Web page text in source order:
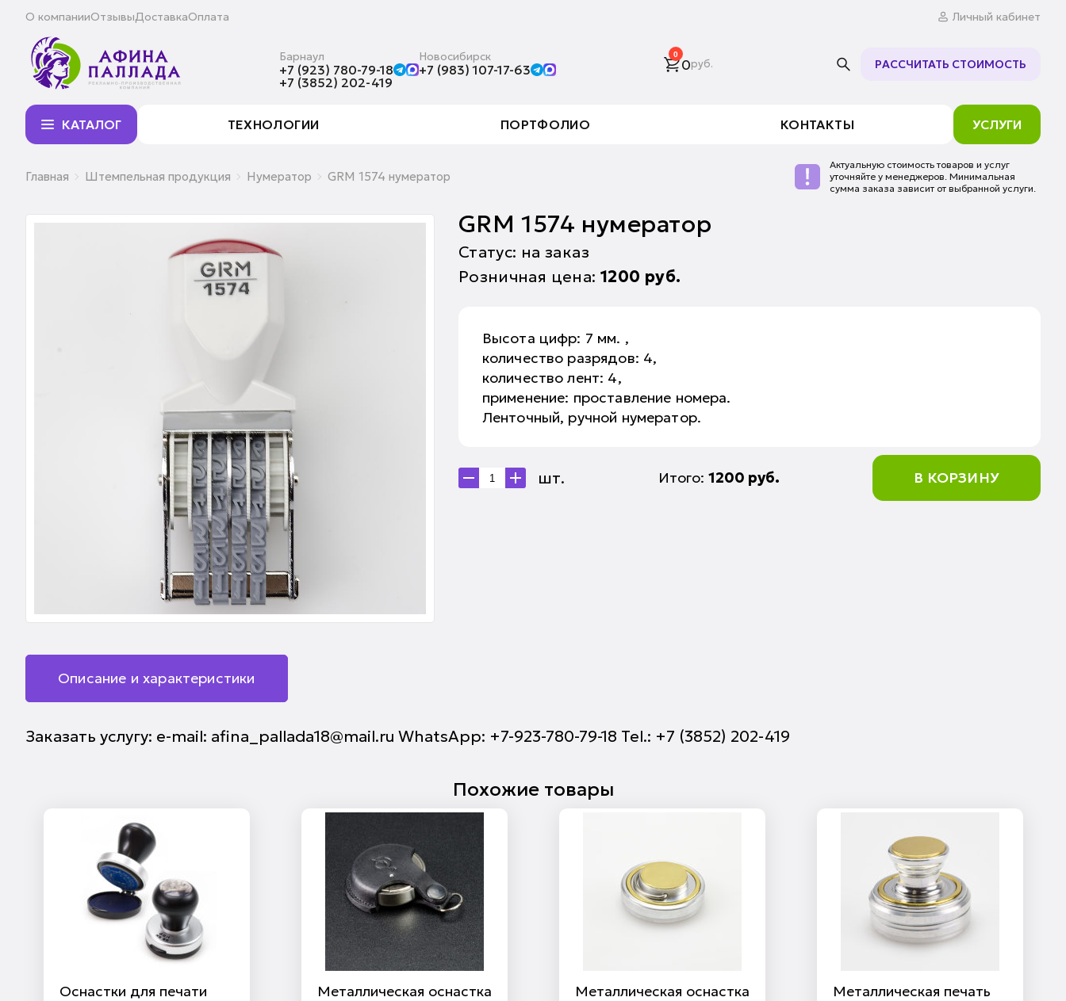
О компанииОтзывыДоставкаОплата Личный кабинет
Барнаул
+7 (923) 780-79-18
+7 (3852) 202-419
Новосибирск
+7 (983) 107-17-63
0
0руб. РАССЧИТАТЬ СТОИМОСТЬ
КАТАЛОГ ТЕХНОЛОГИИ ПОРТФОЛИО КОНТАКТЫ УСЛУГИ
Главная Штемпельная продукция Нумератор GRM 1574 нумератор
Актуальную стоимость товаров и услуг
уточняйте у менеджеров. Минимальная
сумма заказа зависит от выбранной услуги.
GRM 1574 нумератор
Статус: на заказ
Розничная цена: 1200 руб.
Высота цифр: 7 мм. ,
количество разрядов: 4,
количество лент: 4,
применение: проставление номера.
Ленточный, ручной нумератор.
шт. Итого: 1200 руб. В КОРЗИНУ
Описание и характеристики
Заказать услугу: e-mail: afina_pallada18@mail.ru WhatsApp: +7-923-780-79-18 Tel.: +7 (3852) 202-419
Похожие товары
Оснастки для печати
Металлическая оснастка
Металлическая оснастка
Металлическая печать